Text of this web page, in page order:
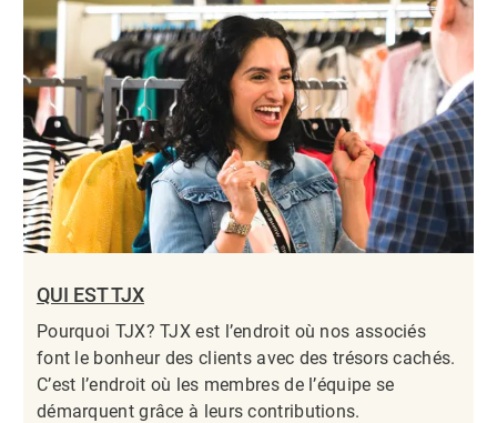
QUI EST TJX
Pourquoi TJX? TJX est l’endroit où nos associés
font le bonheur des clients avec des trésors cachés.
C’est l’endroit où les membres de l’équipe se
démarquent grâce à leurs contributions.​​​​​​​